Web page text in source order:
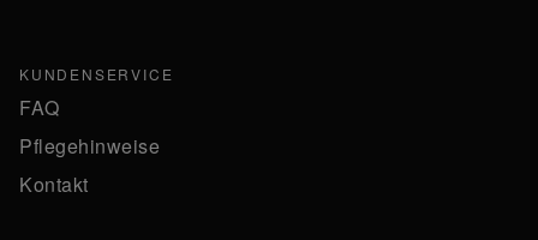
KUNDENSERVICE
FAQ
Pflegehinweise
Kontakt